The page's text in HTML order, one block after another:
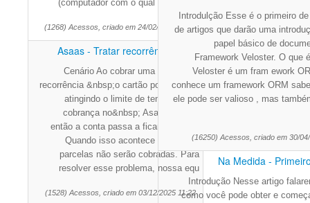
(computador com o qual o aparelho
(1268) Acessos, criado em 24/02/2026 16:00
Asaas - Tratar recorrência exp...
Cenário Ao cobrar uma parcela da
recorrência &nbsp;o cartão pode acabar
atingindo o limite de tentativas de
cobrança no&nbsp; Asaas,&nbsp;
então a conta passa a ficar expirada.
Quando isso acontece as demais
parcelas não serão cobradas. Para
resolver esse problema, nossa equ
(1528) Acessos, criado em 03/12/2025 11:22
Introdulção Esse é o primeiro
de artigos que darão uma
papel básico de
Framework Veloster. O que
Veloster é um fram ework
conhece um framework ORM
ele pode ser valioso , mas
(16250) Acessos, criado em 30/
Na Medida -
Introdução Nesse artigo
como você pode obter e